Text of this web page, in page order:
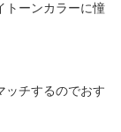
トーンカラーに憧
ッチするのでおす